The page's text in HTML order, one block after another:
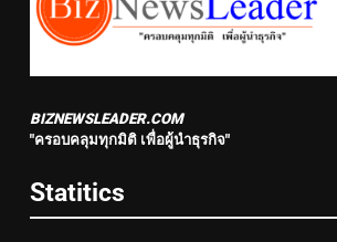
BIZNEWSLEADER.COM
"ครอบคลุมทุกมิติ เพื่อผู้นำธุรกิจ"
Statitics